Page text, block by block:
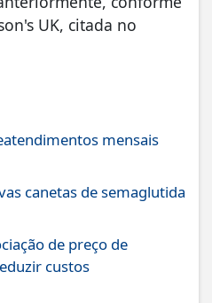
UK, citada no
mensais
canetas de semaglutida
de preço de
custos